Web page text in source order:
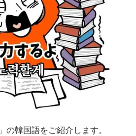
」の韓国語をご紹介します。